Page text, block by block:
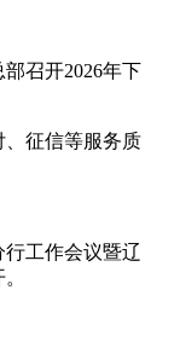
召开2026年下
征信等服务质
工作会议暨辽